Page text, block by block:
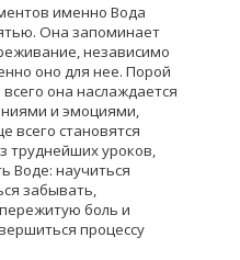
именно Вода
Она запоминает
независимо
оно для нее. Порой
она наслаждается
и эмоциями,
всего становятся
труднейших уроков,
Воде: научиться
забывать,
боль и
процессу